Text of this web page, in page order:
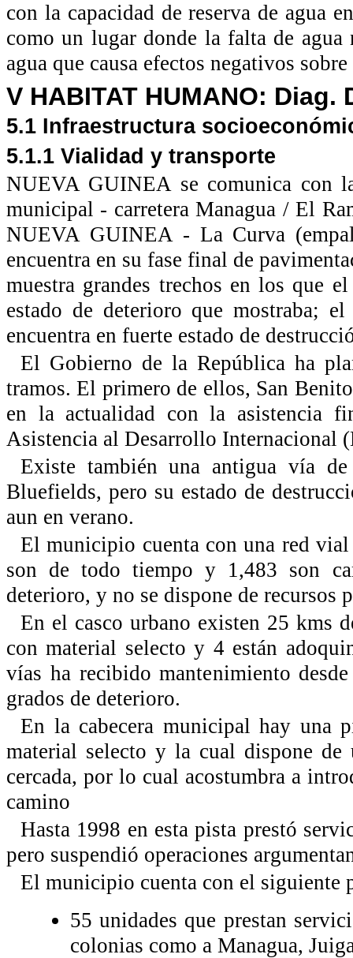
con la capacidad de reserva de agua
como un lugar donde la falta de
agua que causa efectos negativos
V HABITAT HUMANO:
5.1 Infraestructura
5.1.1 Vialidad y transporte
NUEVA GUINEA se comunica con
municipal - carretera Managua / El
NUEVA GUINEA - La Curva
encuentra en su fase final de
muestra grandes trechos en los que
estado de deterioro que mostraba;
encuentra en fuerte estado de
El Gobierno de la República ha
tramos. El primero de ellos, San
en la actualidad con la asistencia
Asistencia al Desarrollo Internacional
Existe también una antigua vía
Bluefields, pero su estado de
aun en verano.
El municipio cuenta con una red
son de todo tiempo y 1,483 son
deterioro, y no se dispone de recursos
En el casco urbano existen 25 kms
con material selecto y 4 están
vías ha recibido mantenimiento
grados de deterioro.
En la cabecera municipal hay una
material selecto y la cual dispone de
cercada, por lo cual acostumbra a
camino
Hasta 1998 en esta pista prestó
pero suspendió operaciones
El municipio cuenta con el siguiente
55 unidades que prestan
colonias como a Managua,